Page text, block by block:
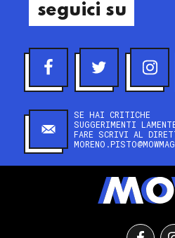
seguici su
SE HAI CRITICHE
SUGGERIMENTI
FARE SCRIVI AL